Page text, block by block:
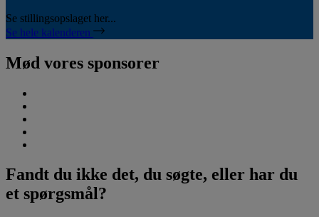
Se stillingsopslaget her...
Se hele kalenderen
Mød vores sponsorer
Fandt du ikke det, du søgte, eller har du
et spørgsmål?